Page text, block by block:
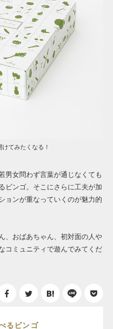
てみたくなる！
男女問わず言葉が通じなくても
ビンゴ。そこにさらに工夫が加
ョンが重なっていくのが魅力的
、おばあちゃん、初対面の人や
コミュニティで遊んでみてくだ
るビンゴ